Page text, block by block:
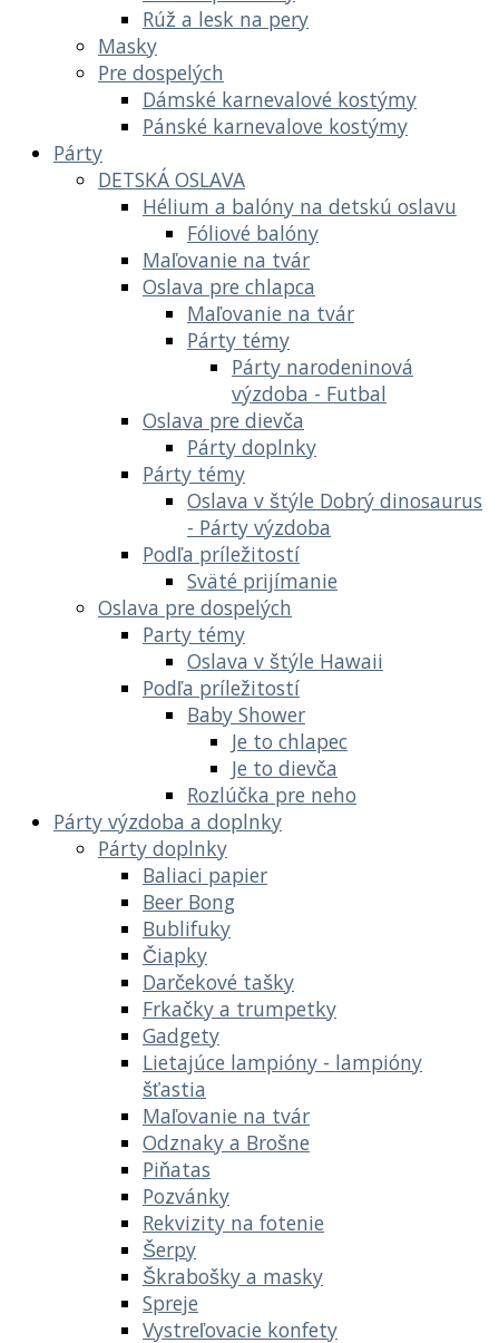
Rúž a lesk na pery
Masky
Pre dospelých
Dámské karnevalové kostýmy
Pánské karnevalove kostýmy
Párty
DETSKÁ OSLAVA
Hélium a balóny na detskú oslavu
Fóliové balóny
Maľovanie na tvár
Oslava pre chlapca
Maľovanie na tvár
Párty témy
Párty narodeninová
výzdoba - Futbal
Oslava pre dievča
Párty doplnky
Párty témy
Oslava v štýle Dobrý dinosaurus
- Párty výzdoba
Podľa príležitostí
Sväté prijímanie
Oslava pre dospelých
Party témy
Oslava v štýle Hawaii
Podľa príležitostí
Baby Shower
Je to chlapec
Je to dievča
Rozlúčka pre neho
Párty výzdoba a doplnky
Párty doplnky
Baliaci papier
Beer Bong
Bublifuky
Čiapky
Darčekové tašky
Frkačky a trumpetky
Gadgety
Lietajúce lampióny - lampióny
šťastia
Maľovanie na tvár
Odznaky a Brošne
Piňatas
Pozvánky
Rekvizity na fotenie
Šerpy
Škrabošky a masky
Spreje
Vystreľovacie konfety